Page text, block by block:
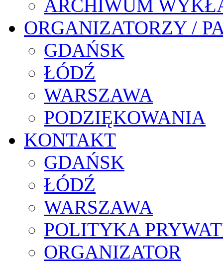
ARCHIWUM
ORGANIZATORZY /
GDAŃSK
ŁÓDŹ
WARSZAWA
PODZIĘKOWANIA
KONTAKT
GDAŃSK
ŁÓDŹ
WARSZAWA
POLITYKA
ORGANIZATOR